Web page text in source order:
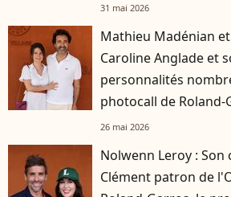
31 mai 2026
Mathieu Madénian
Caroline Anglade et
personnalités
photocall de Roland-
26 mai 2026
Nolwenn Leroy :
Clément patron de